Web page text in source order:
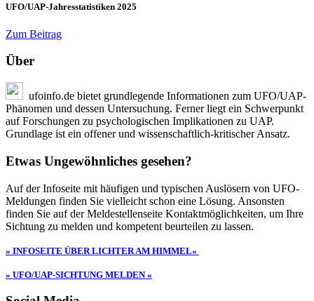
UFO/UAP-Jahresstatistiken 2025
Zum Beitrag
Über
ufoinfo.de bietet grundlegende Informationen zum UFO/UAP-
Phänomen und dessen Untersuchung. Ferner liegt ein Schwerpunkt
auf Forschungen zu psychologischen Implikationen zu UAP.
Grundlage ist ein offener und wissenschaftlich-kritischer Ansatz.
Etwas Ungewöhnliches gesehen?
Auf der Infoseite mit häufigen und typischen Auslösern von UFO-
Meldungen finden Sie vielleicht schon eine Lösung. Ansonsten
finden Sie auf der Meldestellenseite Kontaktmöglichkeiten, um Ihre
Sichtung zu melden und kompetent beurteilen zu lassen.
» INFOSEITE ÜBER LICHTER AM HIMMEL«
» UFO/UAP-SICHTUNG MELDEN «